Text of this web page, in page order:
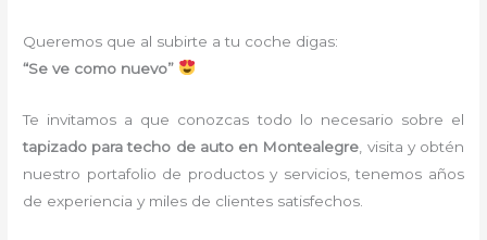
Queremos que al subirte a tu coche digas:
“Se ve como nuevo”
Te invitamos a que conozcas todo lo necesario sobre el
tapizado para techo de auto en Montealegre , visita y obtén
nuestro portafolio de productos y servicios, tenemos años
de experiencia y miles de clientes satisfechos.